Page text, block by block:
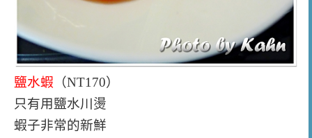
鹽水蝦 （NT170）
只有用鹽水川燙
蝦子非常的新鮮